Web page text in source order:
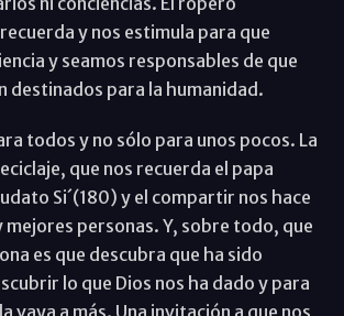
y nos estimula para que
y seamos responsables de que
destinados para la humanidad.
todos y no sólo para unos pocos. La
que nos recuerda el papa
Si´(180) y el compartir nos hace
mejores personas. Y, sobre todo, que
es que descubra que ha sido
lo que Dios nos ha dado y para
vaya a más. Una invitación a que nos